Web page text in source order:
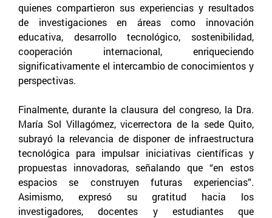
quienes compartieron sus experiencias y resultados
de investigaciones en áreas como innovación
educativa, desarrollo tecnológico, sostenibilidad,
cooperación internacional, enriqueciendo
significativamente el intercambio de conocimientos y
perspectivas.
Finalmente, durante la clausura del congreso, la Dra.
María Sol Villagómez, vicerrectora de la sede Quito,
subrayó la relevancia de disponer de infraestructura
tecnológica para impulsar iniciativas científicas y
propuestas innovadoras, señalando que “en estos
espacios se construyen futuras experiencias”.
Asimismo, expresó su gratitud hacia los
investigadores, docentes y estudiantes que